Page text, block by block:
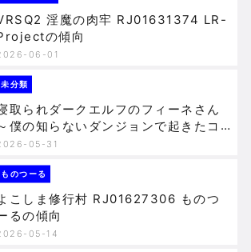
淫魔の肉牢 RJ01631374 LR-
の傾向
06-01
未分類
取られダークエルフのフィーネさん
僕の知らないダンジョンで起きたコ
～ RJ01634061 Elithheart[エリス
05-31
ものつーる
こしま修行村 RJ01627306 ものつ
るの傾向
05-14